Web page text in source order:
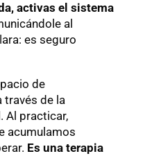
activas el sistema
al
es seguro
de
través de la
Al practicar,
acumulamos
Es una terapia